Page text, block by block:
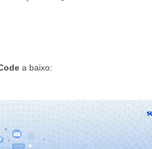
a baixo: